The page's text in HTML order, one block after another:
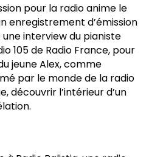
pour la radio anime le
enregistrement d’émission
interview du pianiste
105 de Radio France, pour
jeune Alex, comme
par le monde de la radio
découvrir l’intérieur d’un